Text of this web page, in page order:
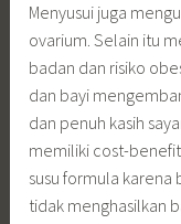
Menyusui juga
ovarium. Selain itu
badan dan risiko
dan bayi
dan penuh kasih
memiliki cost-
susu formula karena
tidak menghasilkan